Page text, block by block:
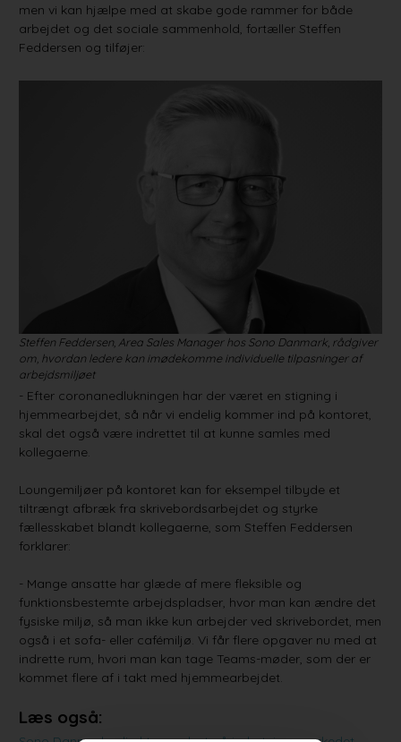
men vi kan hjælpe med at skabe gode rammer for både
arbejdet og det sociale sammenhold, fortæller Steffen
Feddersen og tilføjer:
Steffen Feddersen, Area Sales Manager hos Sono Danmark, rådgiver
om, hvordan ledere kan imødekomme individuelle tilpasninger af
arbejdsmiljøet
- Efter coronanedlukningen har der været en stigning i
hjemmearbejdet, så når vi endelig kommer ind på kontoret,
skal det også være indrettet til at kunne samles med
kollegaerne.
Loungemiljøer på kontoret kan for eksempel tilbyde et
tiltrængt afbræk fra skrivebordsarbejdet og styrke
fællesskabet blandt kollegaerne, som Steffen Feddersen
forklarer:
- Mange ansatte har glæde af mere fleksible og
funktionsbestemte arbejdspladser, hvor man kan ændre det
fysiske miljø, så man ikke kun arbejder ved skrivebordet, men
også i et sofa- eller cafémiljø. Vi får flere opgaver nu med at
indrette rum, hvori man kan tage Teams-møder, som der er
kommet flere af i takt med hjemmearbejdet.
Læs også: